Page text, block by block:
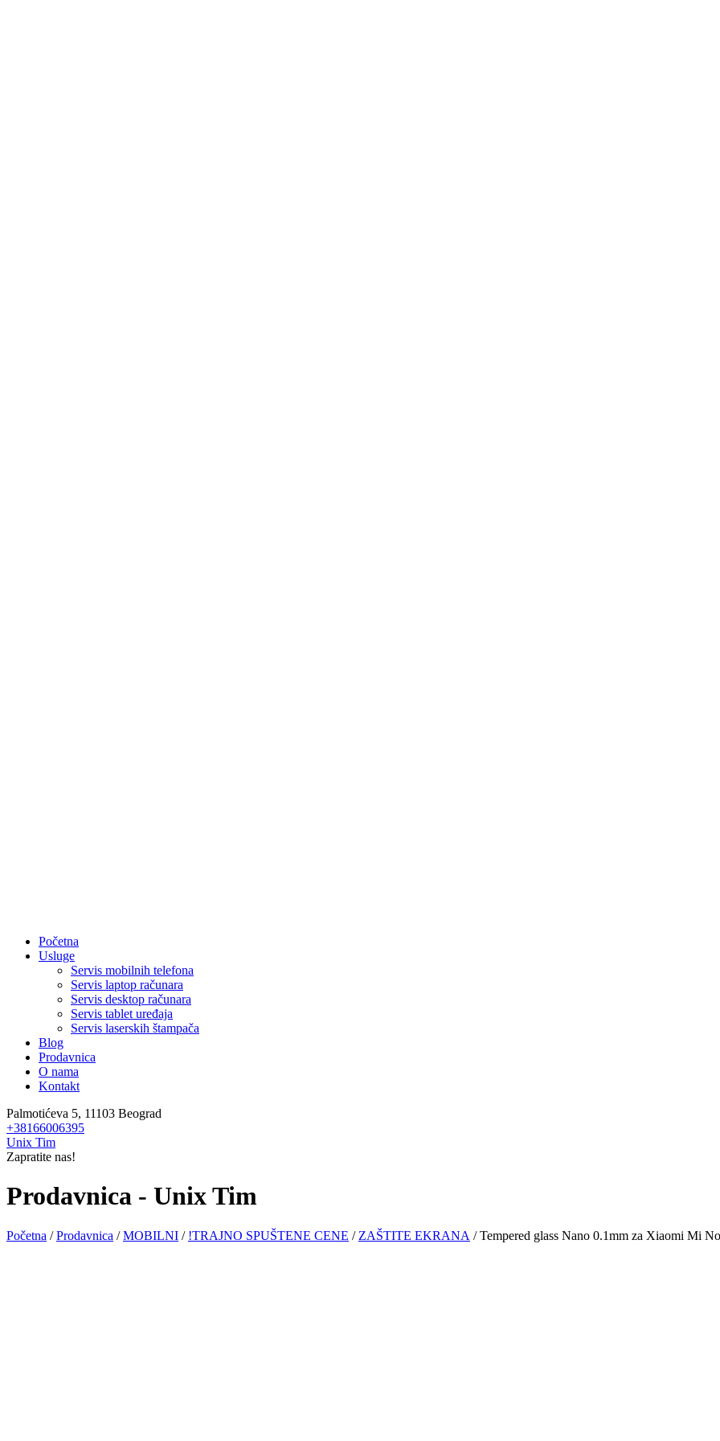
Početna
Usluge
Servis mobilnih telefona
Servis laptop računara
Servis desktop računara
Servis tablet uređaja
Servis laserskih štampača
Blog
Prodavnica
O nama
Kontakt
Palmotićeva 5, 11103 Beograd
+38166006395
Unix Tim
Zapratite nas!
Prodavnica - Unix Tim
Početna /Prodavnica /MOBILNI / !TRAJNO SPUŠTENE CENE / ZAŠTITE EKRANA / Tempered glass Nano 0.1mm za Xiaomi Mi